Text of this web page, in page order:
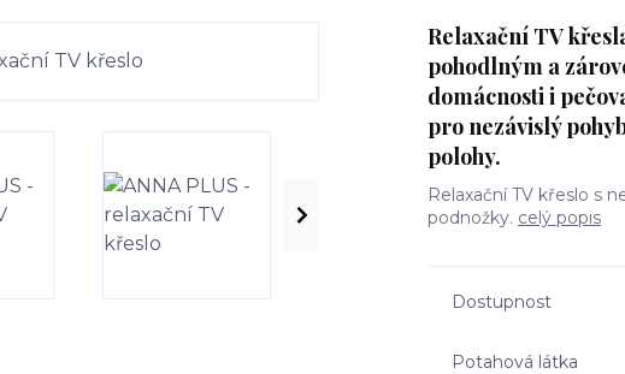
Relaxační TV
pohodlným a
domácnosti i
pro nezávislý
polohy.
Relaxační TV křeslo s
podnožky. celý popis
Dostupnost
Potahová látka